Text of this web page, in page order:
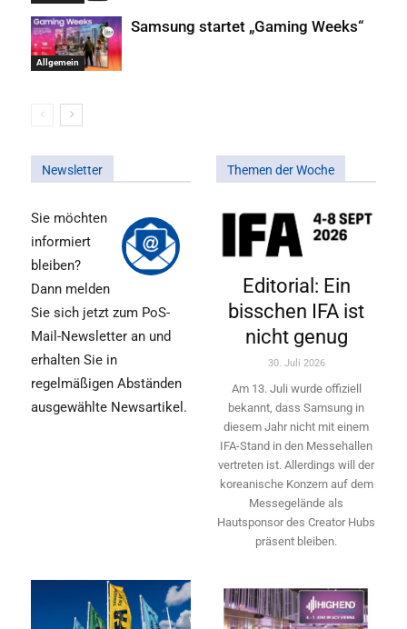
Allgemein
Samsung startet „Gaming Weeks“
Newsletter
Sie möchten
informiert
bleiben?
Dann melden
Sie sich jetzt zum PoS-
Mail-Newsletter an und
erhalten Sie in
regelmäßigen Abständen
ausgewählte Newsartikel.
Themen der Woche
Editorial: Ein
bisschen IFA ist
nicht genug
30. Juli 2026
Am 13. Juli wurde offiziell
bekannt, dass Samsung in
diesem Jahr nicht mit einem
IFA-Stand in den Messehallen
vertreten ist. Allerdings will ­der
koreanische Konzern auf dem
Messegelände als
Hautsponsor des Creator Hubs
präsent bleiben.